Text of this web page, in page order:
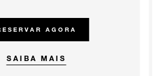
AGORA
SAIBA MAIS